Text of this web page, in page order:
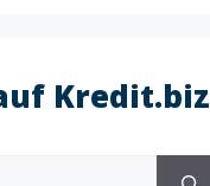
Kredit.biz